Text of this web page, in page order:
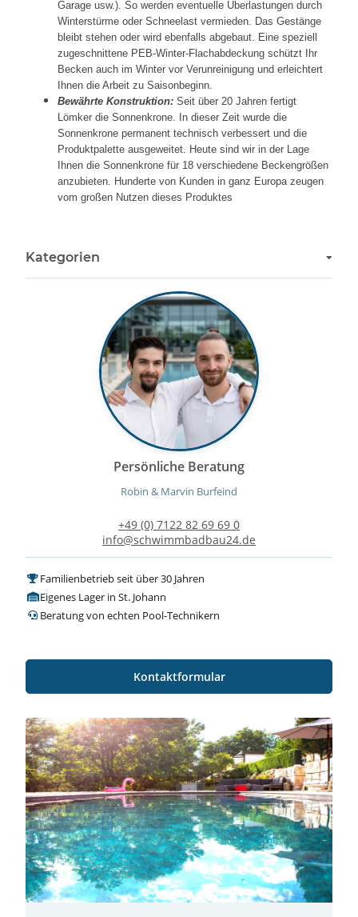
Garage usw.). So werden eventuelle Überlastungen durch
Winterstürme oder Schneelast vermieden. Das Gestänge
bleibt stehen oder wird ebenfalls abgebaut. Eine speziell
zugeschnittene PEB-Winter-Flachabdeckung schützt Ihr
Becken auch im Winter vor Verunreinigung und erleichtert
Ihnen die Arbeit zu Saisonbeginn.
Bewährte Konstruktion: Seit über 20 Jahren fertigt
Lömker die Sonnenkrone. In dieser Zeit wurde die
Sonnenkrone permanent technisch verbessert und die
Produktpalette ausgeweitet. Heute sind wir in der Lage
Ihnen die Sonnenkrone für 18 verschiedene Beckengrößen
anzubieten. Hunderte von Kunden in ganz Europa zeugen
vom großen Nutzen dieses Produktes
Kategorien
Persönliche Beratung
Robin & Marvin Burfeind
+49 (0) 7122 82 69 69 0
info@schwimmbadbau24.de
Familienbetrieb seit über 30 Jahren
Eigenes Lager in St. Johann
Beratung von echten Pool-Technikern
Kontaktformular